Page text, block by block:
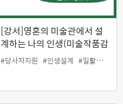
[강서]영혼의 미술관에서 설
계하는 나의 인생(미술작품감
상 및 해설)
#당사자지원 #인생설계 #일활동지원